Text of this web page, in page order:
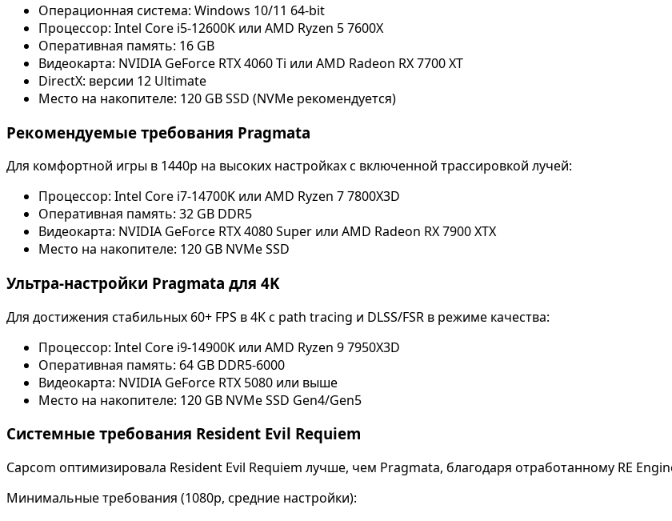
Операционная система: Windows 10/11 64-bit
Процессор: Intel Core i5-12600K или AMD Ryzen 5 7600X
Оперативная память: 16 GB
Видеокарта: NVIDIA GeForce RTX 4060 Ti или AMD Radeon RX 7700 XT
DirectX: версии 12 Ultimate
Место на накопителе: 120 GB SSD (NVMe рекомендуется)
Рекомендуемые требования Pragmata
Для комфортной игры в 1440p на высоких настройках с включенной трассировкой лучей:
Процессор: Intel Core i7-14700K или AMD Ryzen 7 7800X3D
Оперативная память: 32 GB DDR5
Видеокарта: NVIDIA GeForce RTX 4080 Super или AMD Radeon RX 7900 XTX
Место на накопителе: 120 GB NVMe SSD
Ультра-настройки Pragmata для 4K
Для достижения стабильных 60+ FPS в 4K с path tracing и DLSS/FSR в режиме качества:
Процессор: Intel Core i9-14900K или AMD Ryzen 9 7950X3D
Оперативная память: 64 GB DDR5-6000
Видеокарта: NVIDIA GeForce RTX 5080 или выше
Место на накопителе: 120 GB NVMe SSD Gen4/Gen5
Системные требования Resident Evil Requiem
Capcom оптимизировала Resident Evil Requiem лучше, чем Pragmata, благодаря отработанному RE
Минимальные требования (1080p, средние настройки):